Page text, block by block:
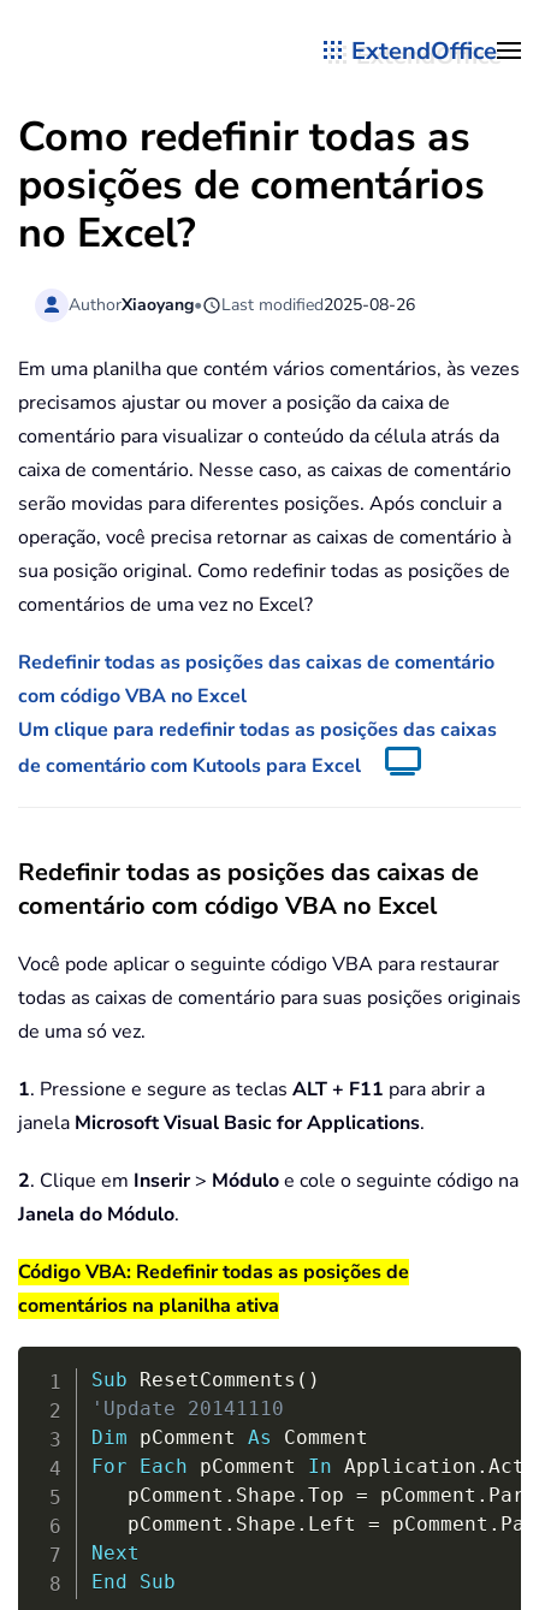
ExtendOffice
Como redefinir todas as
posições de comentários
no Excel?
AuthorXiaoyang• Last modified2025-08-26
Em uma planilha que contém vários comentários, às vezes
precisamos ajustar ou mover a posição da caixa de
comentário para visualizar o conteúdo da célula atrás da
caixa de comentário. Nesse caso, as caixas de comentário
serão movidas para diferentes posições. Após concluir a
operação, você precisa retornar as caixas de comentário à
sua posição original. Como redefinir todas as posições de
comentários de uma vez no Excel?
Redefinir todas as posições das caixas de comentário
com código VBA no Excel
Um clique para redefinir todas as posições das caixas
de comentário com Kutools para Excel
Redefinir todas as posições das caixas de
comentário com código VBA no Excel
Você pode aplicar o seguinte código VBA para restaurar
todas as caixas de comentário para suas posições originais
de uma só vez.
1. Pressione e segure as teclas ALT + F11 para abrir a
janela Microsoft Visual Basic for Applications.
2. Clique em Inserir> Móduloe cole o seguinte código na
Janela do Módulo.
Código VBA: Redefinir todas as posições de
comentários na planilha ativa
Sub ResetComments ( )
'Update 20141110
Dim pComment As
For
Each pComment In Application .
   pComment
. Shape . Top = pComment .
   pComment
. Shape . Left = pComment .
Next
End
Sub